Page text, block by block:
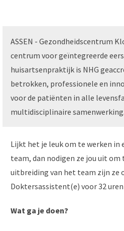
ASSEN - Gezondheidscentrum
centrum voor geïntegreerde
huisartsenpraktijk is NHG
betrokken, professionele en
voor de patiënten in alle
multidisciplinaire samenwerking.
Lijkt het je leuk om te werken in
team, dan nodigen ze jou uit
uitbreiding van het team zijn ze
Doktersassistent(e) voor 32 uren
Wat ga je doen?